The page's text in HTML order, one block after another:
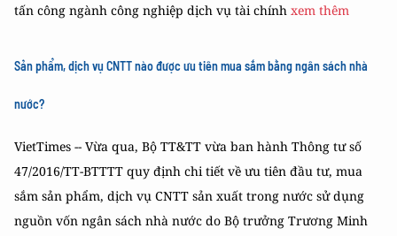
tấn công ngành công nghiệp dịch vụ tài chính xem thêm
Sản phẩm, dịch vụ CNTT nào được ưu tiên mua sắm bằng ngân sách nhà
nước?
VietTimes -- Vừa qua, Bộ TT&TT vừa ban hành Thông tư số
47/2016/TT-BTTTT quy định chi tiết về ưu tiên đầu tư, mua
sắm sản phẩm, dịch vụ CNTT sản xuất trong nước sử dụng
nguồn vốn ngân sách nhà nước do Bộ trưởng Trương Minh